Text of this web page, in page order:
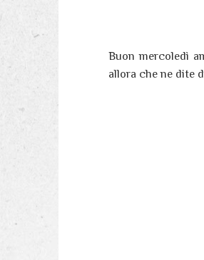
Buon mercoledì
allora che ne dite